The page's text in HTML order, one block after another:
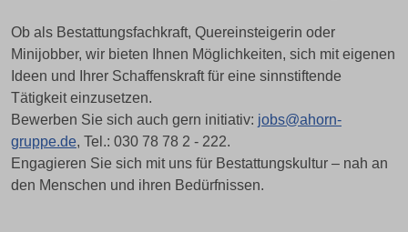
Ob als Bestattungsfachkraft, Quereinsteigerin oder
Minijobber, wir bieten Ihnen Möglichkeiten, sich mit eigenen
Ideen und Ihrer Schaffenskraft für eine sinnstiftende
Tätigkeit einzusetzen.
Bewerben Sie sich auch gern initiativ: jobs@ahorn-
gruppe.de, Tel.: 030 78 78 2 - 222.
Engagieren Sie sich mit uns für Bestattungskultur – nah an
den Menschen und ihren Bedürfnissen.